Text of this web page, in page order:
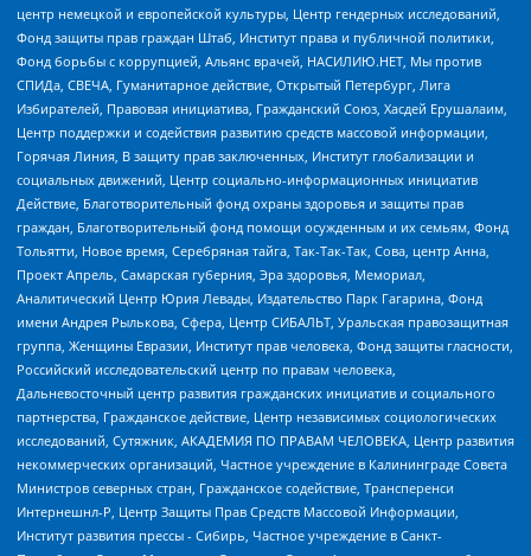
центр немецкой и европейской культуры, Центр гендерных исследований,
Фонд защиты прав граждан Штаб, Институт права и публичной политики,
Фонд борьбы с коррупцией, Альянс врачей, НАСИЛИЮ.НЕТ, Мы против
СПИДа, СВЕЧА, Гуманитарное действие, Открытый Петербург, Лига
Избирателей, Правовая инициатива, Гражданский Союз, Хасдей Ерушалаим,
Центр поддержки и содействия развитию средств массовой информации,
Горячая Линия, В защиту прав заключенных, Институт глобализации и
социальных движений, Центр социально-информационных инициатив
Действие, Благотворительный фонд охраны здоровья и защиты прав
граждан, Благотворительный фонд помощи осужденным и их семьям, Фонд
Тольятти, Новое время, Серебряная тайга, Так-Так-Так, Сова, центр Анна,
Проект Апрель, Самарская губерния, Эра здоровья, Мемориал,
Аналитический Центр Юрия Левады, Издательство Парк Гагарина, Фонд
имени Андрея Рылькова, Сфера, Центр СИБАЛЬТ, Уральская правозащитная
группа, Женщины Евразии, Институт прав человека, Фонд защиты гласности,
Российский исследовательский центр по правам человека,
Дальневосточный центр развития гражданских инициатив и социального
партнерства, Гражданское действие, Центр независимых социологических
исследований, Сутяжник, АКАДЕМИЯ ПО ПРАВАМ ЧЕЛОВЕКА, Центр развития
некоммерческих организаций, Частное учреждение в Калининграде Совета
Министров северных стран, Гражданское содействие, Трансперенси
Интернешнл-Р, Центр Защиты Прав Средств Массовой Информации,
Институт развития прессы - Сибирь, Частное учреждение в Санкт-